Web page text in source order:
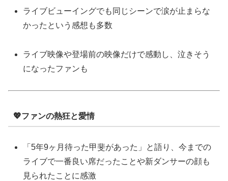
ライブビューイングでも同じシーンで涙が止まらな
かったという感想も多数
ライブ映像や登場前の映像だけで感動し、泣きそう
になったファンも
💖ファンの熱狂と愛情
「5年9ヶ月待った甲斐があった」と語り、今までの
ライブで一番良い席だったことや新ダンサーの顔も
見られたことに感激